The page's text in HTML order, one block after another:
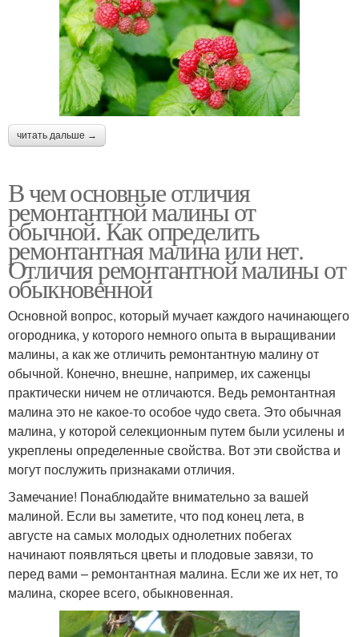
читать дальше →
В чем основные отличия
ремонтантной малины от
обычной. Как определить
ремонтантная малина или нет.
Отличия ремонтантной малины от
обыкновенной
Основной вопрос, который мучает каждого начинающего
огородника, у которого немного опыта в выращивании
малины, а как же отличить ремонтантную малину от
обычной. Конечно, внешне, например, их саженцы
практически ничем не отличаются. Ведь ремонтантная
малина это не какое-то особое чудо света. Это обычная
малина, у которой селекционным путем были усилены и
укреплены определенные свойства. Вот эти свойства и
могут послужить признаками отличия.
Замечание! Понаблюдайте внимательно за вашей
малиной. Если вы заметите, что под конец лета, в
августе на самых молодых однолетних побегах
начинают появляться цветы и плодовые завязи, то
перед вами – ремонтантная малина. Если же их нет, то
малина, скорее всего, обыкновенная.